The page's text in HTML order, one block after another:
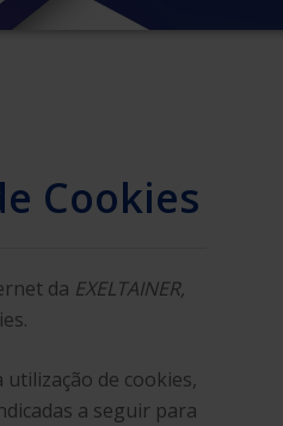
Cookies
da EXELTAINER,
utilização de cookies,
a seguir para